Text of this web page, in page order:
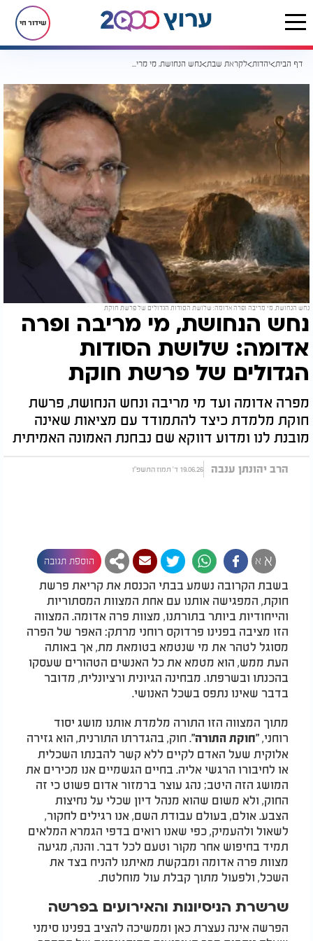
שידור חי
דף הבית יהדות לקראת שבת נחש הנחושת, מי מריבה ופרה אדומה: שלושת הסודות הגדולים של פרשת חוקת
נחש הנחושת, מי מריבה ופרה אדומה: שלושת הסודות הגדולים של פרשת חוקת
נחש הנחושת, מי מריבה ופרה
אדומה: שלושת הסודות
הגדולים של פרשת חוקת
מפרה אדומה ועד מי מריבה ונחש הנחושת, פרשת
חוקת מלמדת כיצד להתמודד עם מציאות שאינה
מובנת לנו ומדוע דווקא שם נבחנת האמונה האמיתית
הרב יהונתן ענבה 19.06.26 ד' תמוז התשפ"ו
א א הוספת תגובה
בשבת הקרובה נשמע בבתי הכנסת את קריאת פרשת
חוקת, המפגישה אותנו עם אחת המצוות המסתוריות
והייחודיות ביותר בתורתנו, מצוות פרה אדומה. המצווה
הזו מציבה בפנינו פרדוקס רוחני מרתק: האפר של הפרה
מסוגל לטהר את מי שנטמא בטומאת מת, אך באותה
העת ממש, הוא מטמא את כל האנשים הטהורים שעסקו
בהכנתו ובשרפתו. מבחינה הגיונית ורציונלית, מדובר
בדבר שאינו נתפס בשכל האנושי.
מתוך המצווה הזו התורה מלמדת אותנו מושג יסוד
רוחני,"חוקת התורה". חוק, בהגדרתו התורנית, הוא גזירה
אלוקית שעל האדם לקיים ללא קשר להבנתו השכלית
או לחיבורו הרגשי אליה. בחיים הגשמיים אנו מכירים את
המושג הזה היטב; נהג עוצר ברמזור אדום פשוט כי זה
החוק, ולא משום שהוא מנהל דיון שכלי על נחיצות
הצבע. אולם, בעולם עבודת השם, אנו רגילים לחקור,
לשאול ולהעמיק, כפי שאנו רואים בדפי הגמרא המלאים
תמיד בחיפוש אחר מקור וטעם לכל דבר. והנה, מגיעה
מצוות פרה אדומה ומבקשת מאיתנו להניח בצד את
השכל, ולפעול מתוך קבלת עול מוחלטת.
שרשרת הניסיונות והאירועים בפרשה
הפרשה אינה נעצרת כאן וממשיכה להציב בפנינו סימני